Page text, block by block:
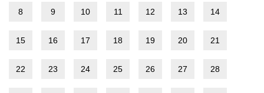
8 9 10 11 12 13 14
15 16 17 18 19 20 21
22 23 24 25 26 27 28